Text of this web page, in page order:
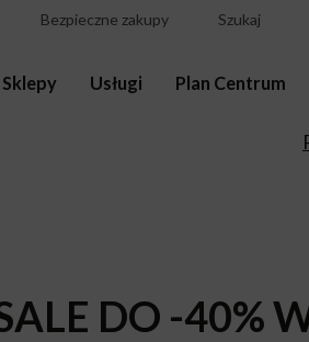
Bezpieczne zakupy Szukaj
Sklepy Usługi Plan Centrum
DO -40%